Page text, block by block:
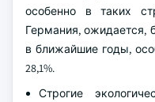
особенно в таких
Германия, ожидается,
в ближайшие годы,
28,1%.
Строгие